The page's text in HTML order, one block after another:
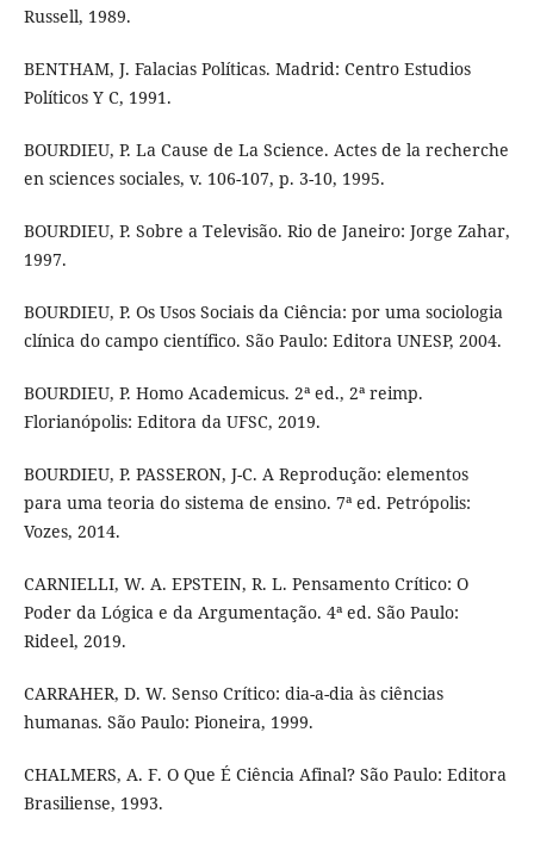
Russell, 1989.
BENTHAM, J. Falacias Políticas. Madrid: Centro Estudios
Políticos Y C, 1991.
BOURDIEU, P. La Cause de La Science. Actes de la recherche
en sciences sociales, v. 106-107, p. 3-10, 1995.
BOURDIEU, P. Sobre a Televisão. Rio de Janeiro: Jorge Zahar,
1997.
BOURDIEU, P. Os Usos Sociais da Ciência: por uma sociologia
clínica do campo científico. São Paulo: Editora UNESP, 2004.
BOURDIEU, P. Homo Academicus. 2ª ed., 2ª reimp.
Florianópolis: Editora da UFSC, 2019.
BOURDIEU, P. PASSERON, J-C. A Reprodução: elementos
para uma teoria do sistema de ensino. 7ª ed. Petrópolis:
Vozes, 2014.
CARNIELLI, W. A. EPSTEIN, R. L. Pensamento Crítico: O
Poder da Lógica e da Argumentação. 4ª ed. São Paulo:
Rideel, 2019.
CARRAHER, D. W. Senso Crítico: dia-a-dia às ciências
humanas. São Paulo: Pioneira, 1999.
CHALMERS, A. F. O Que É Ciência Afinal? São Paulo: Editora
Brasiliense, 1993.